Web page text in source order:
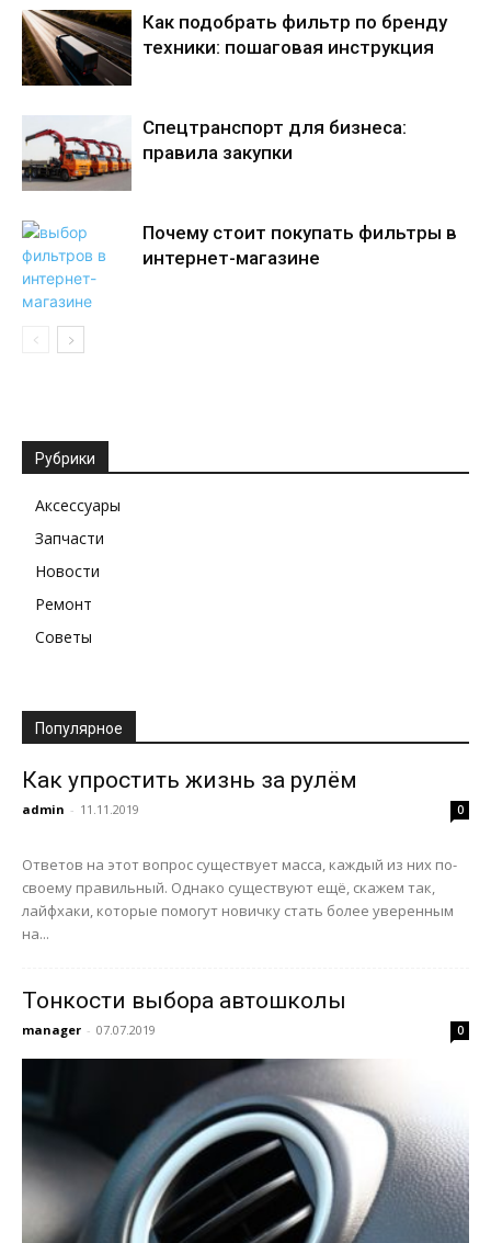
Как подобрать фильтр по бренду
техники: пошаговая инструкция
Спецтранспорт для бизнеса:
правила закупки
Почему стоит покупать фильтры в
интернет-магазине
Рубрики
Аксессуары
Запчасти
Новости
Ремонт
Советы
Популярное
Как упростить жизнь за рулём
admin - 11.11.2019 0
Ответов на этот вопрос существует масса, каждый из них по-
своему правильный. Однако существуют ещё, скажем так,
лайфхаки, которые помогут новичку стать более уверенным
на...
Тонкости выбора автошколы
manager - 07.07.2019 0